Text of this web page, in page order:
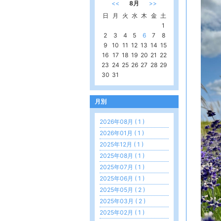
<< 8月
>>
日
月 火 水 木 金 土
1
2
3 4 5 6 7
8
9
10 11 12 13 14 15
16 17 18 19 20 21 22
23 24 25 26 27 28 29
30 31
月別
2026年08月 ( 1 )
2026年01月 ( 1 )
2025年12月 ( 1 )
2025年08月 ( 1 )
2025年07月 ( 1 )
2025年06月 ( 1 )
2025年05月 ( 2 )
2025年03月 ( 2 )
2025年02月 ( 1 )